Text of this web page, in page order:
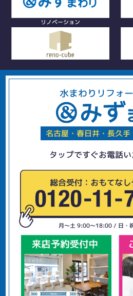
リノベーション
水まわりリフォ
名古屋・春日井・長久
タップですぐお電話い
月〜土 9:00〜18:00 / 日・